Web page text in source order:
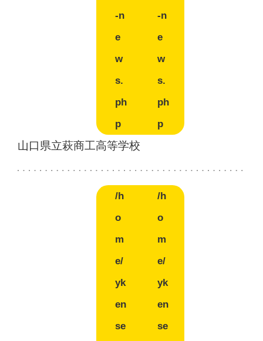
-n
e
w
s.
ph
p
-n
e
w
s.
ph
p
山口県立萩商工高等学校
/h
o
m
e/
yk
en
se
/h
o
m
e/
yk
en
se